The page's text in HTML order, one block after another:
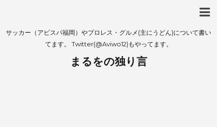
サッカー（アビスパ福岡）やプロレス・グルメ(主にうどん)について書い
てます。 Twitter(@Aviwo12)もやってます。
まるをの独り言